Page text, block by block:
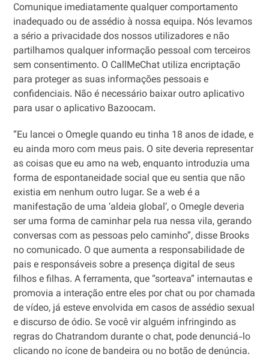
Comunique imediatamente qualquer comportamento
inadequado ou de assédio à nossa equipa. Nós levamos
a sério a privacidade dos nossos utilizadores e não
partilhamos qualquer informação pessoal com terceiros
sem consentimento. O CallMeChat utiliza encriptação
para proteger as suas informações pessoais e
confidenciais. Não é necessário baixar outro aplicativo
para usar o aplicativo Bazoocam.
“Eu lancei o Omegle quando eu tinha 18 anos de idade, e
eu ainda moro com meus pais. O site deveria representar
as coisas que eu amo na web, enquanto introduzia uma
forma de espontaneidade social que eu sentia que não
existia em nenhum outro lugar. Se a web é a
manifestação de uma ‘aldeia global’, o Omegle deveria
ser uma forma de caminhar pela rua nessa vila, gerando
conversas com as pessoas pelo caminho”, disse Brooks
no comunicado. O que aumenta a responsabilidade de
pais e responsáveis sobre a presença digital de seus
filhos e filhas. A ferramenta, que “sorteava” internautas e
promovia a interação entre eles por chat ou por chamada
de vídeo, já esteve envolvida em casos de assédio sexual
e discurso de ódio. Se você vir alguém infringindo as
regras do Chatrandom durante o chat, pode denunciá-lo
clicando no ícone de bandeira ou no botão de denúncia.